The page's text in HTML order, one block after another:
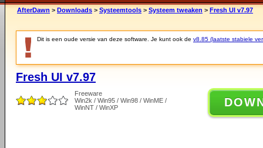
AfterDawn > Downloads > Systeemtools > Systeem tweaken > Fresh UI v7.97
Dit is een oude versie van deze software. Je kunt ook de v8.85 (laatste stabiele
Fresh UI v7.97
Freeware
Win2k / Win95 / Win98 / WinME /
WinNT / WinXP